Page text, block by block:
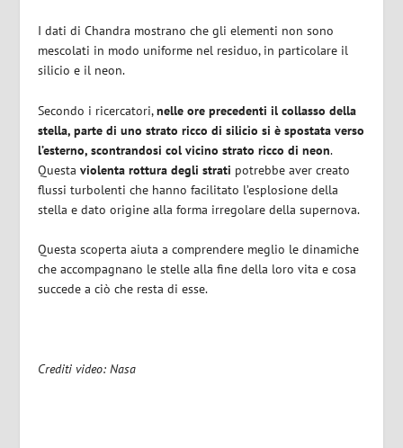
I dati di Chandra mostrano che gli elementi non sono
mescolati in modo uniforme nel residuo, in particolare il
silicio e il neon.
Secondo i ricercatori,nelle ore precedenti il ​​collasso della
stella, parte di uno strato ricco di silicio si è spostata verso
l’esterno, scontrandosi col vicino strato ricco di neon.
Questaviolenta rottura degli strati potrebbe aver creato
flussi turbolenti che hanno facilitato l’esplosione della
stella e dato origine alla forma irregolare della supernova.
Questa scoperta aiuta a comprendere meglio le dinamiche
che accompagnano le stelle alla fine della loro vita e cosa
succede a ciò che resta di esse.
Crediti video: Nasa